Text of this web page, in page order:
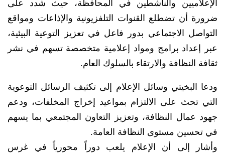
الإعلاميين والناشطين في المحافظة، حيث شدد على
ضرورة أن تضطلع القنوات التلفزيونية والإذاعات ومواقع
التواصل الاجتماعي بدور فاعل في تعزيز التوعية البيئية،
عبر إعداد برامج ومواد إعلامية متخصصة تسهم في نشر
ثقافة النظافة والارتقاء بالسلوك العام.
ودعا البخيتي وسائل الإعلام إلى تكثيف الرسائل التوعوية
التي تحث على الالتزام بمواعيد إخراج المخلفات، ودعم
جهود عمال النظافة، وتعزيز التعاون المجتمعي بما يسهم
في تحسين مستوى النظافة العامة.
وأشار إلى أن الإعلام يلعب دوراً محورياً في غرس